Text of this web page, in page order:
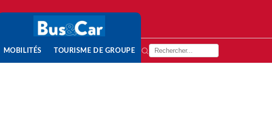
MOBILITÉS TOURISME DE GROUPE